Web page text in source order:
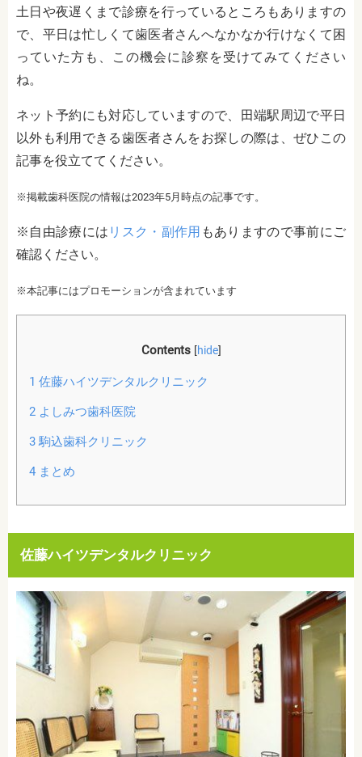
土日や夜遅くまで診療を行っているところもありますの
で、平日は忙しくて歯医者さんへなかなか行けなくて困
っていた方も、この機会に診察を受けてみてください
ね。
ネット予約にも対応していますので、田端駅周辺で平日
以外も利用できる歯医者さんをお探しの際は、ぜひこの
記事を役立ててください。
※掲載歯科医院の情報は2023年5月時点の記事です。
※自由診療には リスク・副作用 もありますので事前にご
確認ください。
※本記事にはプロモーションが含まれています
Contents [hide]
1 佐藤ハイツデンタルクリニック
2よしみつ歯科医院
3駒込歯科クリニック
4まとめ
佐藤ハイツデンタルクリニック